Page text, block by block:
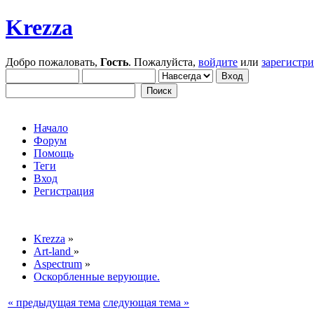
Krezza
Добро пожаловать, Гость. Пожалуйста, войдите или
Начало
Форум
Помощь
Теги
Вход
Регистрация
Krezza »
Art-land »
Aspectrum »
Оскорбленные верующие.
« предыдущая тема следующая тема »